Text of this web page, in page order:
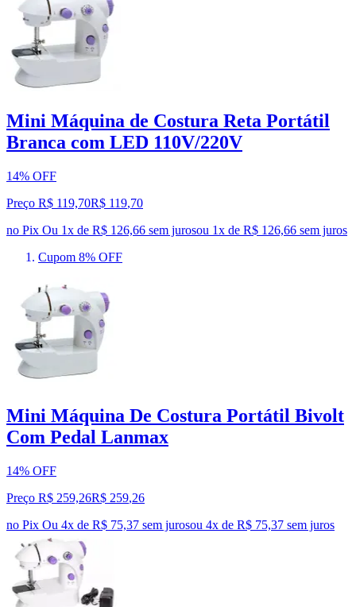
Mini Máquina de Costura Reta Portátil
Branca com LED 110V/220V
14% OFF
Preço R$ 119,70R$ 119,70
no Pix Ou 1x de R$ 126,66 sem jurosou 1x de R$ 126,66 sem juros
Cupom 8% OFF
Mini Máquina De Costura Portátil Bivolt
Com Pedal Lanmax
14% OFF
Preço R$ 259,26R$ 259,26
no Pix Ou 4x de R$ 75,37 sem jurosou 4x de R$ 75,37 sem juros